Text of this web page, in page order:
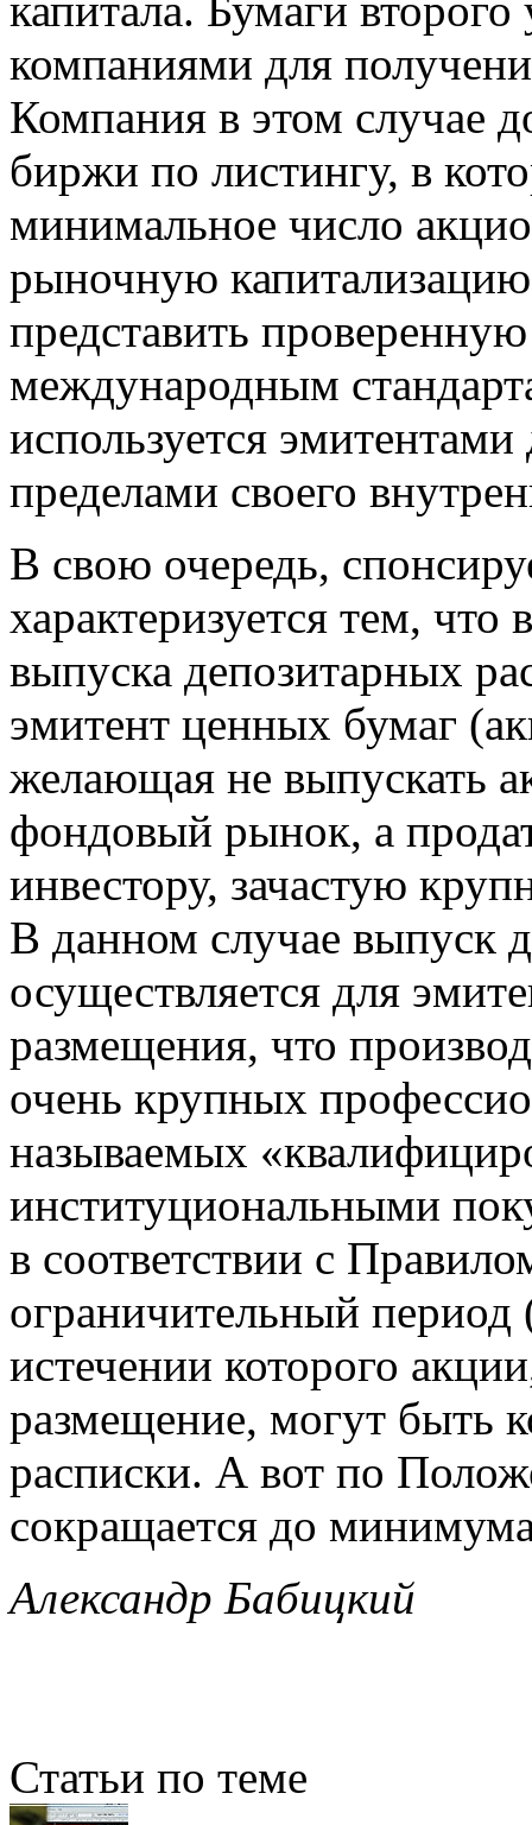
компаниями для
Компания в этом случае
биржи по листингу, в
минимальное число
рыночную
представить
международным
используется
пределами своего
В свою очередь,
характеризуется тем,
выпуска депозитарных
эмитент ценных бумаг
желающая не выпускать
фондовый рынок, а
инвестору, зачастую
В данном случае выпуск
осуществляется для
размещения, что
очень крупных
называемых
институциональными
в соответствии с
ограничительный
истечении которого
размещение, могут быть
расписки. А вот по
сокращается до
Александр Бабицкий
Статьи по теме